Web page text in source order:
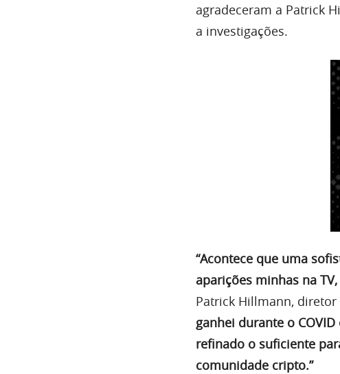
agradeceram a Patrick
a investigações.
“Acontece que uma
aparições minhas na
Patrick Hillmann,
ganhei durante o
refinado o suficiente
comunidade cripto.”